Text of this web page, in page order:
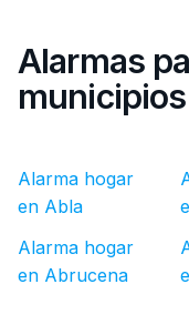
Alarmas
Alarma hogar
en Abla
Alarma hogar
en Abrucena